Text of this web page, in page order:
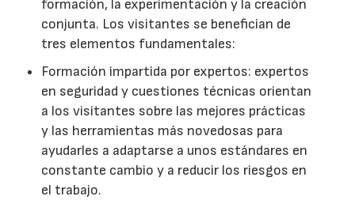
formación, la experimentación y la creación
conjunta. Los visitantes se benefician de
tres elementos fundamentales:
Formación impartida por expertos: expertos
en seguridad y cuestiones técnicas orientan
a los visitantes sobre las mejores prácticas
y las herramientas más novedosas para
ayudarles a adaptarse a unos estándares en
constante cambio y a reducir los riesgos en
el trabajo.